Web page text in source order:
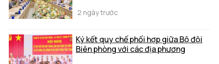
2 ngày trước
Ký kết quy chế phối hợp giữa Bộ đội
Biên phòng với các địa phương